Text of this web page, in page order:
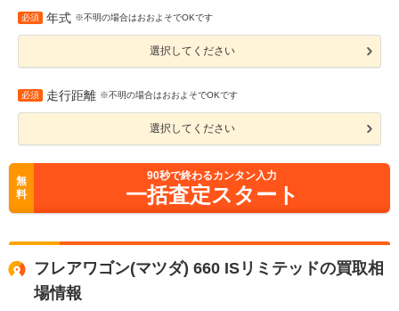
必須 年式 ※不明の場合はおおよそでOKです
選択してください
必須 走行距離 ※不明の場合はおおよそでOKです
選択してください
無
料
90秒で終わるカンタン入力
一括査定スタート
フレアワゴン(マツダ) 660 ISリミテッドの買取相
場情報